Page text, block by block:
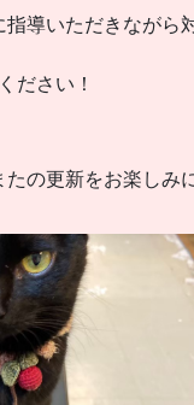
指導いただきながら
ださい！
の更新をお楽しみ